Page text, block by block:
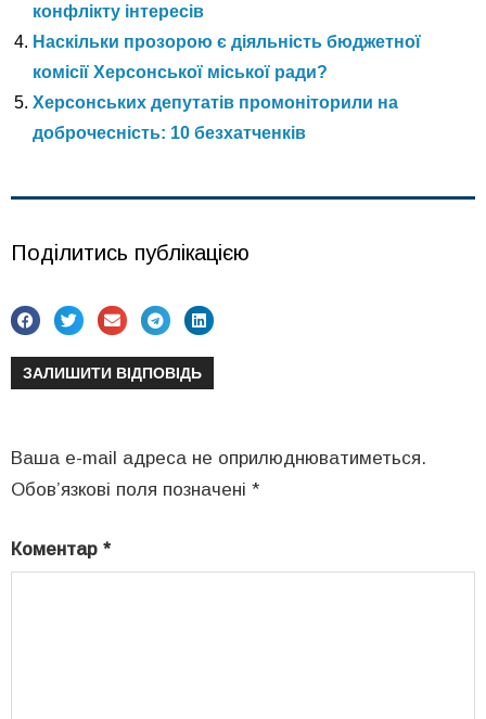
конфлікту інтересів
Наскільки прозорою є діяльність бюджетної
комісії Херсонської міської ради?
Херсонських депутатів промоніторили на
доброчесність: 10 безхатченків
Поділитись публікацією
ЗАЛИШИТИ ВІДПОВІДЬ
Ваша e-mail адреса не оприлюднюватиметься.
Обов’язкові поля позначені *
Коментар *